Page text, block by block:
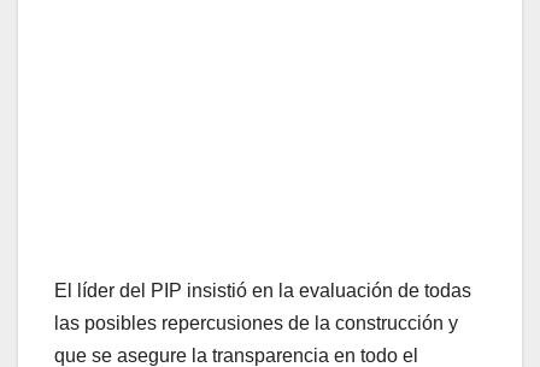
El líder del PIP insistió en la evaluación de todas
las posibles repercusiones de la construcción y
que se asegure la transparencia en todo el